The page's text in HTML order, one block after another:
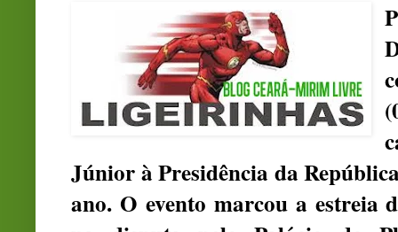
Júnior à Presidência da
ano. O evento marcou a estreia